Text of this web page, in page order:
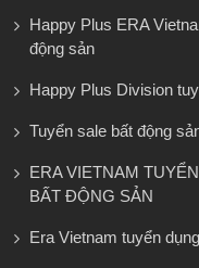
Happy Plus ERA
động sản
Happy Plus Division
Tuyển sale bất động
ERA VIETNAM
BẤT ĐỘNG SẢN
Era Vietnam tuyển